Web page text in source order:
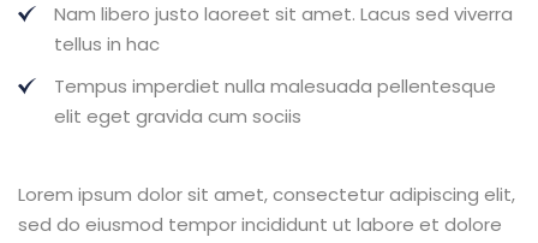
Nam libero justo laoreet sit amet. Lacus sed viverra
tellus in hac
Tempus imperdiet nulla malesuada pellentesque
elit eget gravida cum sociis
Lorem ipsum dolor sit amet, consectetur adipiscing elit,
sed do eiusmod tempor incididunt ut labore et dolore